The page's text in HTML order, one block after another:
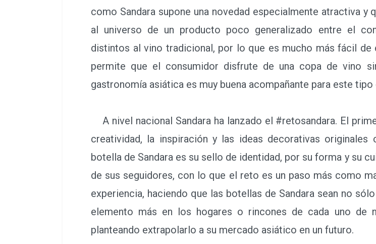
como Sandara supone una novedad especialmente atractiva
al universo de un producto poco generalizado entre el
distintos al vino tradicional, por lo que es mucho más fácil de
permite que el consumidor disfrute de una copa de vino
gastronomía asiática es muy buena acompañante para este tipo
A nivel nacional Sandara ha lanzado el #retosandara. El
creatividad, la inspiración y las ideas decorativas
botella de Sandara es su sello de identidad, por su forma y su
de sus seguidores, con lo que el reto es un paso más como
experiencia, haciendo que las botellas de Sandara sean no
elemento más en los hogares o rincones de cada uno de
planteando extrapolarlo a su mercado asiático en un futuro.